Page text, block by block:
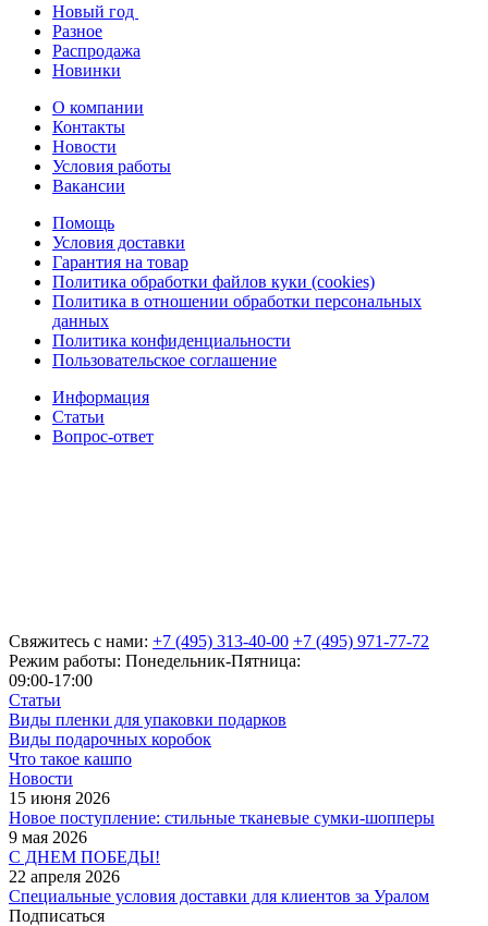
Новый год
Разное
Распродажа
Новинки
О компании
Контакты
Новости
Условия работы
Вакансии
Помощь
Условия доставки
Гарантия на товар
Политика обработки файлов куки (cookies)
Политика в отношении обработки персональных
данных
Политика конфиденциальности
Пользовательское соглашение
Информация
Статьи
Вопрос-ответ
Свяжитесь с нами: +7 (495) 313-40-00 +7 (495) 971-77-72
Режим работы: Понедельник-Пятница:
09:00-17:00
Статьи
Виды пленки для упаковки подарков
Виды подарочных коробок
Что такое кашпо
Новости
15 июня 2026
Новое поступление: стильные тканевые сумки-шопперы
9 мая 2026
С ДНЕМ ПОБЕДЫ!
22 апреля 2026
Специальные условия доставки для клиентов за Уралом
Подписаться